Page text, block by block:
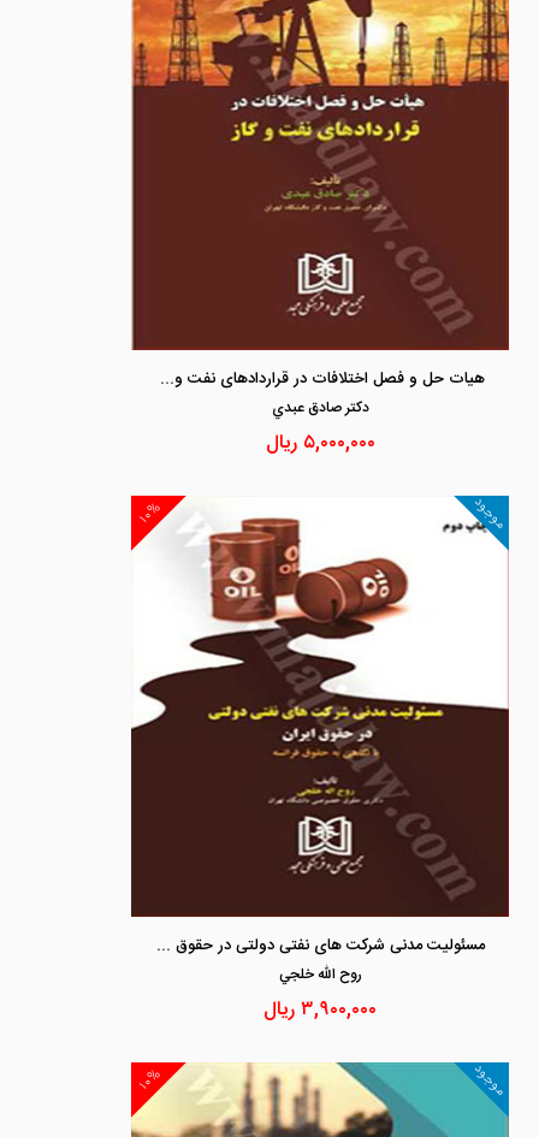
هیات حل و فصل اختلافات در قراردادهای نفت و گاز
دكتر صادق عبدي
۵,۰۰۰,۰۰۰ ریال
۱۰% موجود
مسئولیت مدنی شرکت های نفتی دولتی در حقوق ایران با نگاهی به حقوق فرانسه
روح الله خلجي
۳,۹۰۰,۰۰۰ریال
۱۰% موجود